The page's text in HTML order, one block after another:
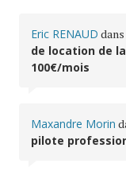
Eric RENAUD dans
de location de
100€/mois
Maxandre Morin
pilote